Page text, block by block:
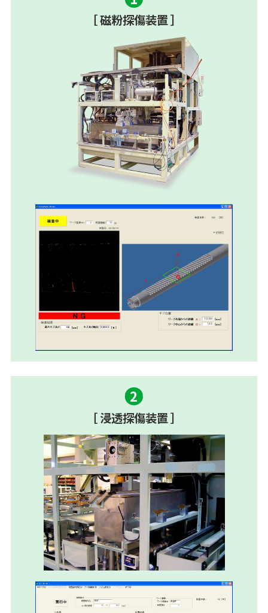
［ 磁粉探傷装置 ］
［ 浸透探傷装置 ］